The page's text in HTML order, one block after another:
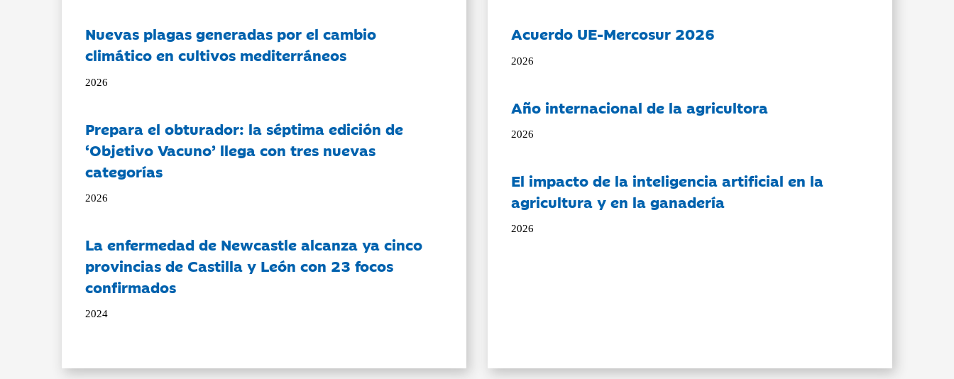
Nuevas plagas generadas por el cambio
climático en cultivos mediterráneos
2026
Prepara el obturador: la séptima edición de
‘Objetivo Vacuno’ llega con tres nuevas
categorías
2026
La enfermedad de Newcastle alcanza ya cinco
provincias de Castilla y León con 23 focos
confirmados
2024
Acuerdo UE-Mercosur 2026
2026
Año internacional de la agricultora
2026
El impacto de la inteligencia artificial en la
agricultura y en la ganadería
2026